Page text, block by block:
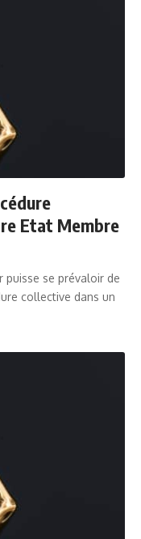
Etat Membre
puisse se prévaloir de
collective dans un